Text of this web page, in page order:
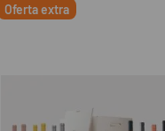
Oferta extra